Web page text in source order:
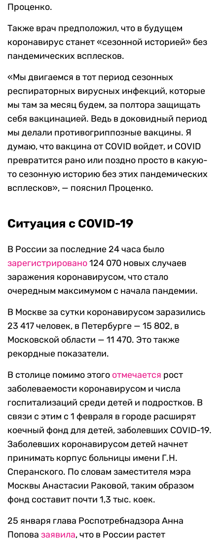
Проценко.
Также врач предположил, что в будущем
коронавирус станет «сезонной историей» без
пандемических всплесков.
«Мы двигаемся в тот период сезонных
респираторных вирусных инфекций, которые
мы там за месяц будем, за полтора защищать
себя вакцинацией. Ведь в доковидный период
мы делали противогриппозные вакцины. Я
думаю, что вакцина от COVID войдет, и COVID
превратится рано или поздно просто в какую-
то сезонную историю без этих пандемических
всплесков», — пояснил Проценко.
Ситуация с COVID-19
В России за последние 24 часа было
зарегистрировано124 070 новых случаев
заражения коронавирусом, что стало
очередным максимумом с начала пандемии.
В Москве за сутки коронавирусом заразились
23 417 человек, в Петербурге — 15 802, в
Московской области — 11 470. Это также
рекордные показатели.
В столице помимо этого отмечается рост
заболеваемости коронавирусом и числа
госпитализаций среди детей и подростков. В
связи с этим с 1 февраля в городе расширят
коечный фонд для детей, заболевших COVID-19.
Заболевших коронавирусом детей начнет
принимать корпус больницы имени Г.Н.
Сперанского. По словам заместителя мэра
Москвы Анастасии Раковой, таким образом
фонд составит почти 1,3 тыс. коек.
25 января глава Роспотребнадзора Анна
Попова заявила, что в России растет